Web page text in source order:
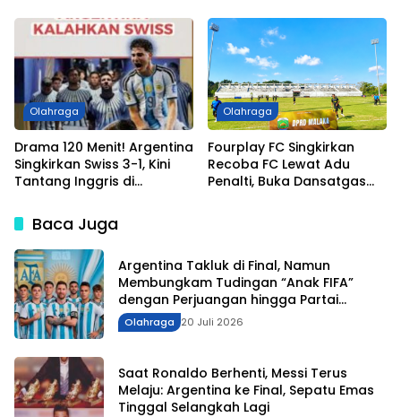
Dunia 2026
Olahraga
Drama 120 Menit! Argentina
Singkirkan Swiss 3-1, Kini
Tantang Inggris di
Olahraga
Fourplay FC Singkirkan
Recoba FC Lewat Adu
Penalti, Buka Dansatgas
Baca Juga
Argentina Takluk di Final, Namun
Membungkam Tudingan “Anak FIFA”
dengan Perjuangan hingga Partai
Puncak
Olahraga 20 Juli 2026
Saat Ronaldo Berhenti, Messi Terus
Melaju: Argentina ke Final, Sepatu Emas
Tinggal Selangkah Lagi